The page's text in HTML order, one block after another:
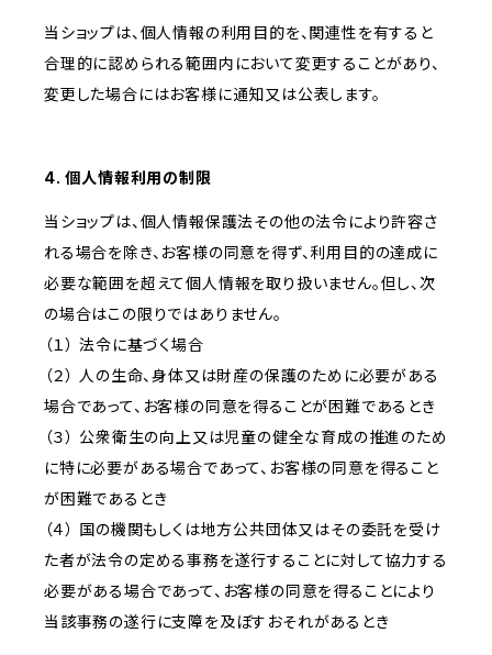
当ショップは、個人情報の利用目的を、関連性を有すると
合理的に認められる範囲内において変更することがあり、
変更した場合にはお客様に通知又は公表します。
4. 個人情報利用の制限
当ショップは、個人情報保護法その他の法令により許容さ
れる場合を除き、お客様の同意を得ず、利用目的の達成に
必要な範囲を超えて個人情報を取り扱いません。但し、次
の場合はこの限りではありません。
（１） 法令に基づく場合
（２） 人の生命、身体又は財産の保護のために必要がある
場合であって、お客様の同意を得ることが困難であるとき
（３） 公衆衛生の向上又は児童の健全な育成の推進のため
に特に必要がある場合であって、お客様の同意を得ること
が困難であるとき
（４） 国の機関もしくは地方公共団体又はその委託を受け
た者が法令の定める事務を遂行することに対して協力する
必要がある場合であって、お客様の同意を得ることにより
当該事務の遂行に支障を及ぼすおそれがあるとき